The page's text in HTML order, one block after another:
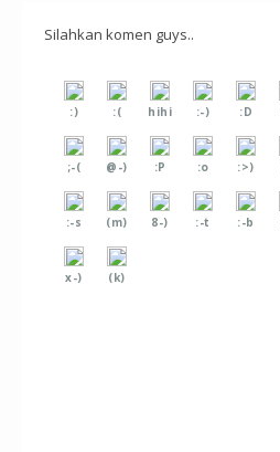
Silahkan komen guys..
:) :( hihi :-) :D
;-( @-) :P :o :>)
:-s (m) 8-) :-t :-b
x-) (k)